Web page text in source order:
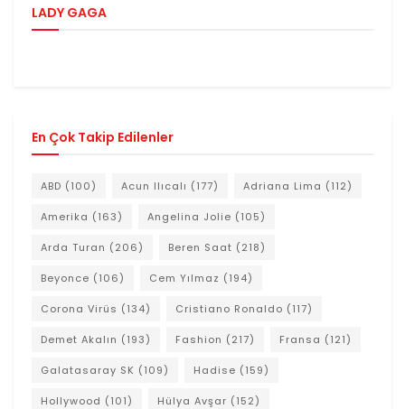
LADY GAGA
En Çok Takip Edilenler
ABD (100) Acun Ilıcalı (177) Adriana Lima (112)
Amerika (163) Angelina Jolie (105)
Arda Turan (206) Beren Saat (218)
Beyonce (106) Cem Yılmaz (194)
Corona Virüs (134) Cristiano Ronaldo (117)
Demet Akalın (193) Fashion (217) Fransa (121)
Galatasaray SK (109) Hadise (159)
Hollywood (101) Hülya Avşar (152)